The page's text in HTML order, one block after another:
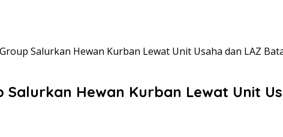
Salurkan Hewan Kurban Lewat Unit Usaha dan LAZ
Salurkan Hewan Kurban Lewat Unit